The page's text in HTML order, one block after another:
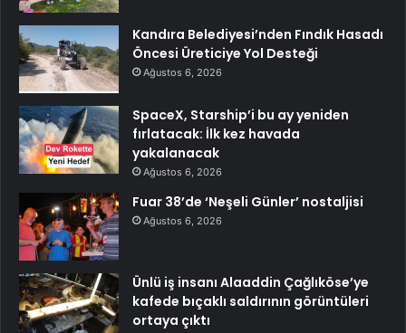
Kandıra Belediyesi’nden Fındık Hasadı
Öncesi Üreticiye Yol Desteği
Ağustos 6, 2026
SpaceX, Starship’i bu ay yeniden
fırlatacak: İlk kez havada
yakalanacak
Ağustos 6, 2026
Fuar 38’de ‘Neşeli Günler’ nostaljisi
Ağustos 6, 2026
Ünlü iş insanı Alaaddin Çağlıköse’ye
kafede bıçaklı saldırının görüntüleri
ortaya çıktı